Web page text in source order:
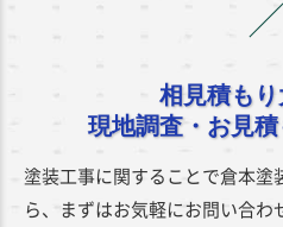
相見積もり
現地調査・お見積
塗装工事に関することで倉本塗
ら、まずはお気軽にお問い合わ